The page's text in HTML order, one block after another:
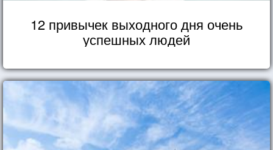
12 привычек выходного дня очень
успешных людей